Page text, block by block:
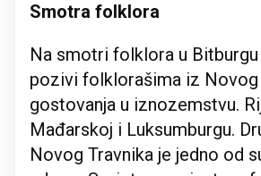
Smotra folklora
Na smotri folklora u
pozivi folklorašima iz Novog
gostovanja u iznozemstvu.
Mađarskoj i Luksumburgu.
Novog Travnika je jedno od